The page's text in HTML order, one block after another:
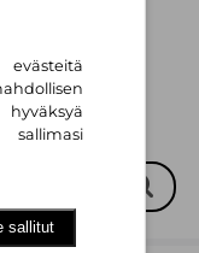
sallitut